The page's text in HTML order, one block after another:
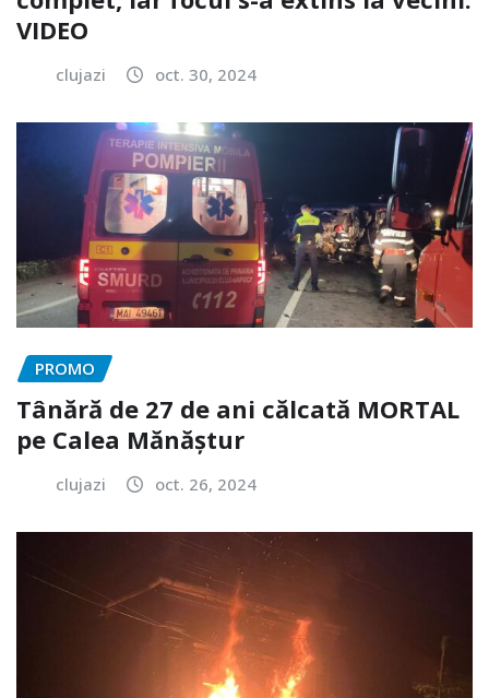
VIDEO
clujazi oct. 30, 2024
PROMO
Tânără de 27 de ani călcată MORTAL
pe Calea Mănăștur
clujazi oct. 26, 2024